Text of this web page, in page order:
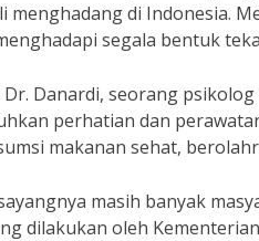
menghadang di Indonesia.
segala bentuk
Danardi, seorang
perhatian dan
makanan sehat,
masih banyak
dilakukan oleh